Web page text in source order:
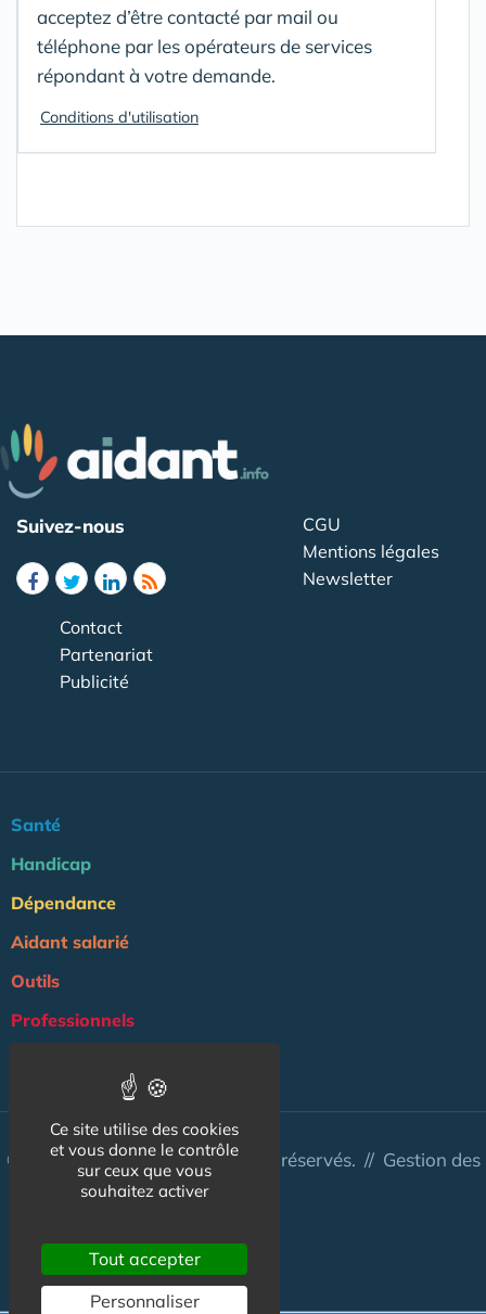
acceptez d’être contacté par mail ou
téléphone par les opérateurs de services
répondant à votre demande.
Conditions d'utilisation
Suivez-nous
CGU
Mentions légales
Newsletter
Contact
Partenariat
Publicité
Santé
Handicap
Dépendance
Aidant salarié
Outils
Professionnels
© Aidant.info 2026 - Tous droits réservés. // Gestion des
Ce site utilise des cookies
et vous donne le contrôle
sur ceux que vous
souhaitez activer
Tout accepter
Personnaliser